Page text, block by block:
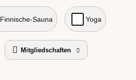
Finnische-Sauna Yoga
Mitgliedschaften